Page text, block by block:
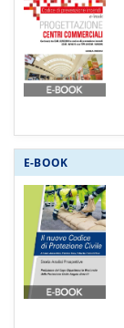
E-BOOK